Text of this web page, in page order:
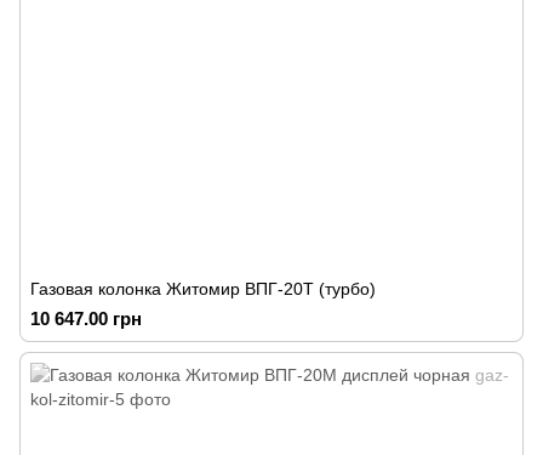
Газовая колонка Житомир ВПГ-20Т (турбо)
10 647.00 грн